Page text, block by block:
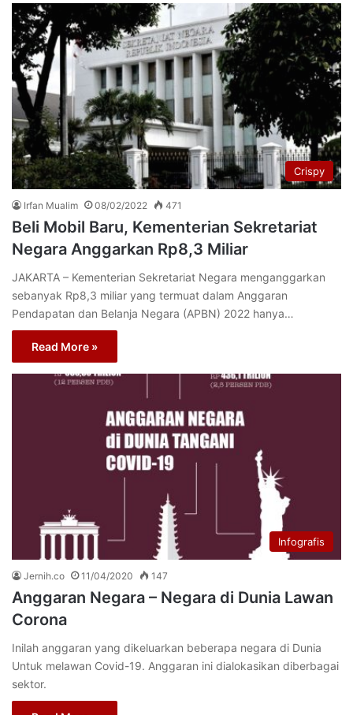
Crispy
Irfan Mualim 08/02/2022 471
Beli Mobil Baru, Kementerian Sekretariat
Negara Anggarkan Rp8,3 Miliar
JAKARTA – Kementerian Sekretariat Negara menganggarkan
sebanyak Rp8,3 miliar yang termuat dalam Anggaran
Pendapatan dan Belanja Negara (APBN) 2022 hanya…
Read More »
Infografis
Jernih.co 11/04/2020 147
Anggaran Negara – Negara di Dunia Lawan
Corona
Inilah anggaran yang dikeluarkan beberapa negara di Dunia
Untuk melawan Covid-19. Anggaran ini dialokasikan diberbagai
sektor.